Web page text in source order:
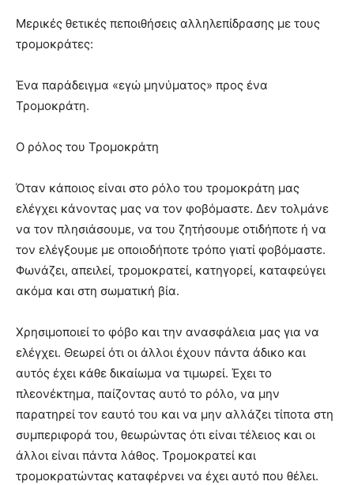
Μερικές θετικές πεποιθήσεις αλληλεπίδρασης με τους
τρομοκράτες:
Ένα παράδειγμα «εγώ μηνύματος» προς ένα
Τρομοκράτη.
Ο ρόλος του Τρομοκράτη
Όταν κάποιος είναι στο ρόλο του τρομοκράτη μας
ελέγχει κάνοντας μας να τον φοβόμαστε. Δεν τολμάνε
να τον πλησιάσουμε, να του ζητήσουμε οτιδήποτε ή να
τον ελέγξουμε με οποιοδήποτε τρόπο γιατί φοβόμαστε.
Φωνάζει, απειλεί, τρομοκρατεί, κατηγορεί, καταφεύγει
ακόμα και στη σωματική βία.
Χρησιμοποιεί το φόβο και την ανασφάλεια μας για να
ελέγχει. Θεωρεί ότι οι άλλοι έχουν πάντα άδικο και
αυτός έχει κάθε δικαίωμα να τιμωρεί. Έχει το
πλεονέκτημα, παίζοντας αυτό το ρόλο, να μην
παρατηρεί τον εαυτό του και να μην αλλάζει τίποτα στη
συμπεριφορά του, θεωρώντας ότι είναι τέλειος και οι
άλλοι είναι πάντα λάθος. Τρομοκρατεί και
τρομοκρατώντας καταφέρνει να έχει αυτό που θέλει.